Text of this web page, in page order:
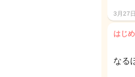
3月27日
はじ
なる